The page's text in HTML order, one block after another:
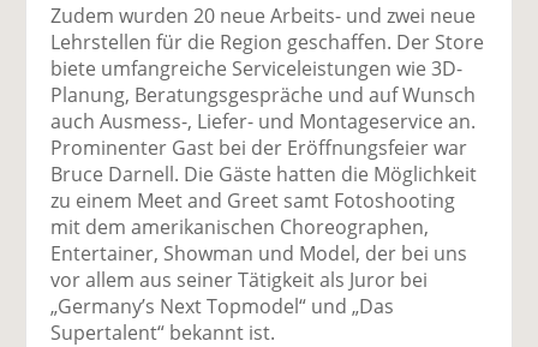
Zudem wurden 20 neue Arbeits- und zwei neue
Lehrstellen für die Region geschaffen. Der Store
biete umfangreiche Serviceleistungen wie 3D-
Planung, Beratungsgespräche und auf Wunsch
auch Ausmess-, Liefer- und Montageservice an.
Prominenter Gast bei der Eröffnungsfeier war
Bruce Darnell. Die Gäste hatten die Möglichkeit
zu einem Meet and Greet samt Fotoshooting
mit dem amerikanischen Choreographen,
Entertainer, Showman und Model, der bei uns
vor allem aus seiner Tätigkeit als Juror bei
„Germany’s Next Topmodel“ und „Das
Supertalent“ bekannt ist.